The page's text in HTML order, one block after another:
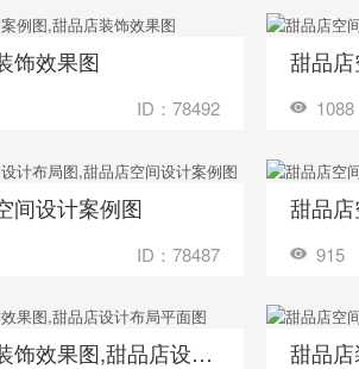
装修成这样要花多少钱？
饰效果图
ID：78492
收藏
甜品
1088
装修成这样要花多少钱？
间设计案例图
ID：78487
收藏
甜品
915
装修成这样要花多少钱？甜品店装饰效果图,甜品店设计布局平面图 收藏
甜品